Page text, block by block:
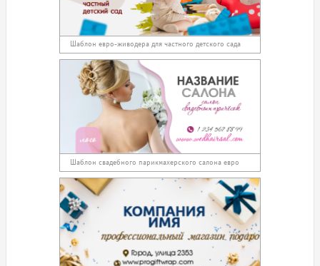
Шаблон евро-живодера для частного детского сада
Шаблон свадебного парикмахерского салона евро